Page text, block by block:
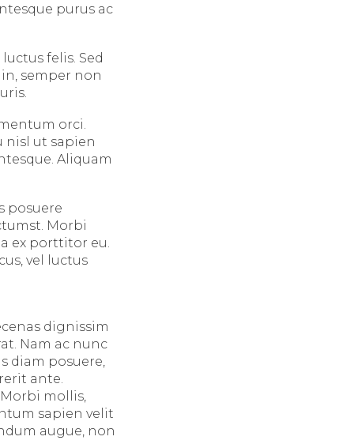
purus ac
felis. Sed
semper non
orci.
nisl ut sapien
Aliquam
posuere
Morbi
ex porttitor eu.
vel luctus
dignissim
Nam ac nunc
diam posuere,
ante.
mollis,
sapien velit
augue, non